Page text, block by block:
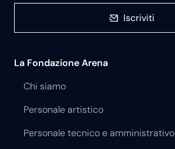
Iscriviti
La Fondazione Arena
Chi siamo
Personale artistico
Personale tecnico e amministrativo